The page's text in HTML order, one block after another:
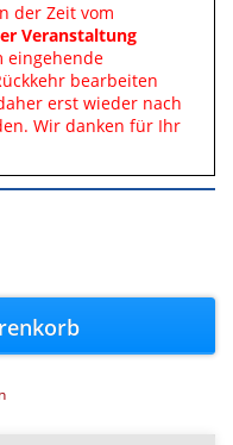
der Zeit vom
Veranstaltung
eingehende
bearbeiten
erst wieder nach
Wir danken für Ihr